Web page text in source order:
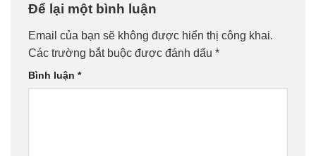
Để lại một bình luận
Email của bạn sẽ không được hiển thị công khai.
Các trường bắt buộc được đánh dấu *
Bình luận *